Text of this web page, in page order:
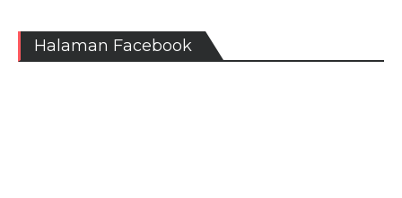
Halaman Facebook